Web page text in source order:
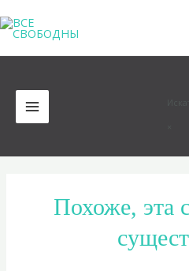
к
содержимому
MAIN
MENU
Похоже, эта